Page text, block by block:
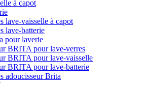
à capot
lave-vaisselle à capot
lave-batterie
pour laverie
BRITA pour lave-verres
BRITA pour lave-vaisselle
BRITA pour lave-batterie
adoucisseur Brita